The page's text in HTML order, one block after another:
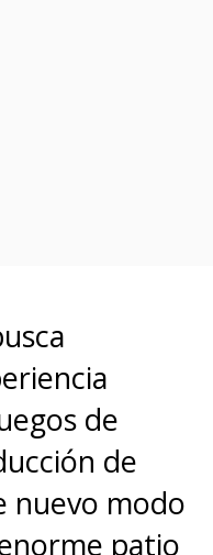
de
de
nuevo modo
patio